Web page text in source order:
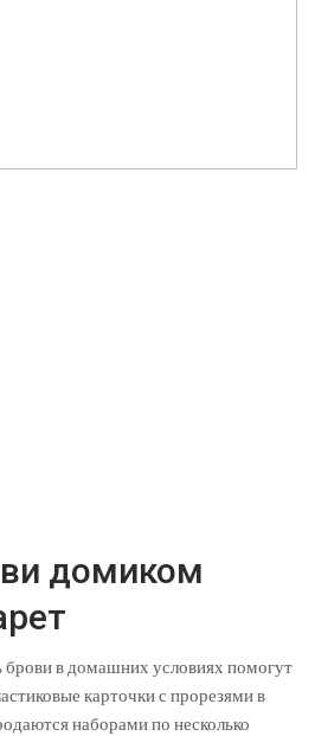
домиком
в домашних условиях помогут
карточки с прорезями в
наборами по несколько